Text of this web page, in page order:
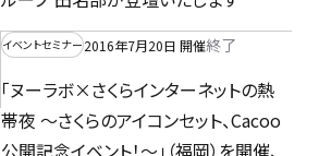
イベントセミナー2016年7月20日 開催終了
「ヌーラボ×さくらインターネットの熱
帯夜 ～さくらのアイコンセット、Cacoo
公開記念イベント！～」（福岡）を開催、